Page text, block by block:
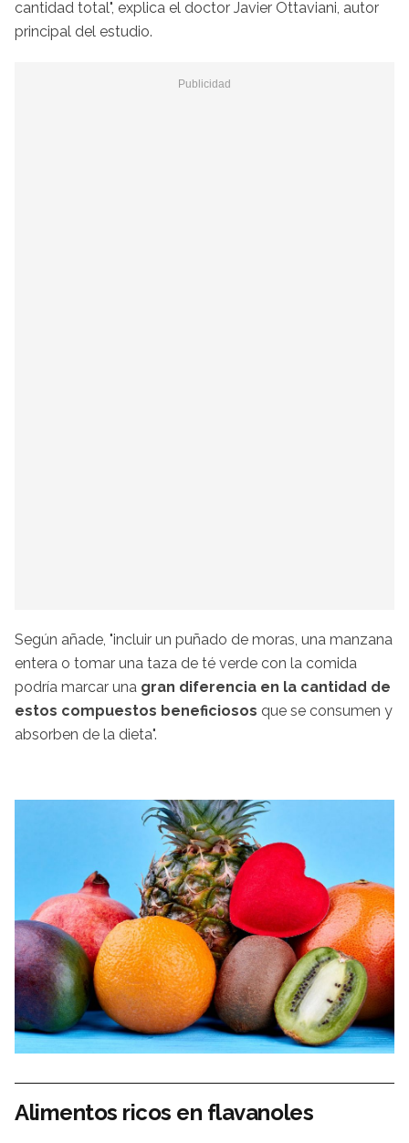
cantidad total", explica el doctor Javier Ottaviani, autor
principal del estudio.
Según añade, "incluir un puñado de moras, una manzana
entera o tomar una taza de té verde con la comida
podría marcar una gran diferencia en la cantidad de
estos compuestos beneficiosos que se consumen y
absorben de la dieta".
Alimentos ricos en flavanoles